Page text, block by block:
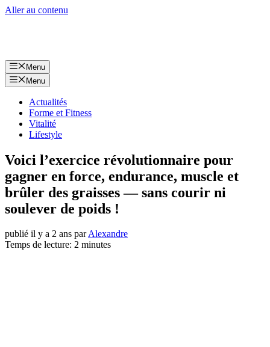
Aller au contenu
Menu
Menu
Actualités
Forme et Fitness
Vitalité
Lifestyle
Voici l’exercice révolutionnaire pour
gagner en force, endurance, muscle et
brûler des graisses — sans courir ni
soulever de poids !
publié il y a 2 ans parAlexandre
Temps de lecture: 2 minutes